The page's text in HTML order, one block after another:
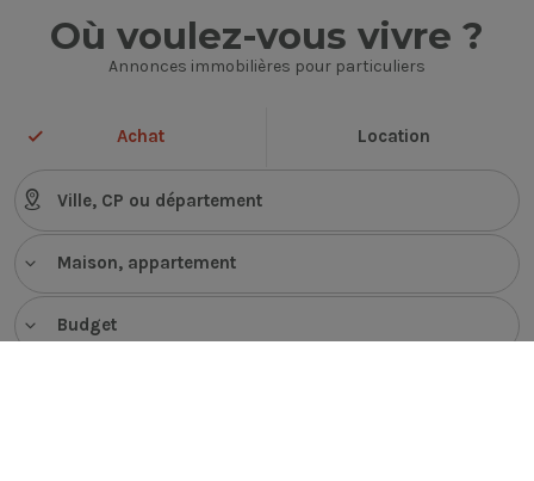
Où voulez-vous vivre ?
Annonces immobilières pour particuliers
Maison, appartement
Budget
Achat Location